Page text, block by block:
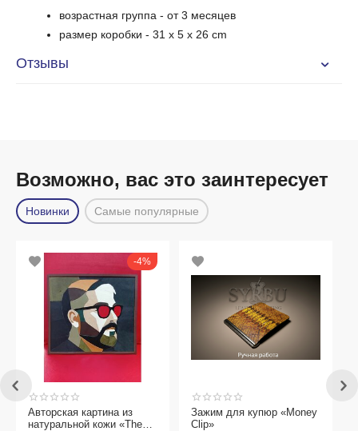
возрастная группа - от 3 месяцев
размер коробки- 31 x 5 x 26 cm
Отзывы
Возможно, вас это заинтересует
Новинки Самые популярные
4%
Авторская картина из
натуральной кожи «The
Зажим для купюр «Money
Clip»